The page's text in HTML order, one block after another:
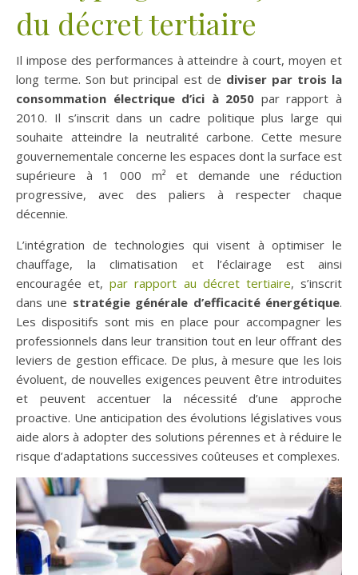
du décret tertiaire
Il impose des performances à atteindre à court, moyen et
long terme. Son but principal est de diviser par trois la
consommation électrique d’ici à 2050 par rapport à
2010. Il s’inscrit dans un cadre politique plus large qui
souhaite atteindre la neutralité carbone. Cette mesure
gouvernementale concerne les espaces dont la surface est
supérieure à 1 000 m² et demande une réduction
progressive, avec des paliers à respecter chaque
décennie.
L’intégration de technologies qui visent à optimiser le
chauffage, la climatisation et l’éclairage est ainsi
encouragée et,par rapport au décret tertiaire, s’inscrit
dans une stratégie générale d’efficacité énergétique.
Les dispositifs sont mis en place pour accompagner les
professionnels dans leur transition tout en leur offrant des
leviers de gestion efficace. De plus, à mesure que les lois
évoluent, de nouvelles exigences peuvent être introduites
et peuvent accentuer la nécessité d’une approche
proactive. Une anticipation des évolutions législatives vous
aide alors à adopter des solutions pérennes et à réduire le
risque d’adaptations successives coûteuses et complexes.